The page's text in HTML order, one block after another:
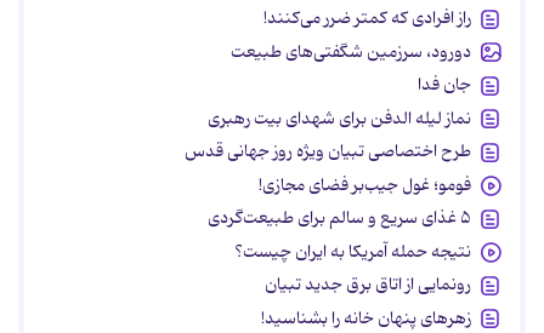
راز افرادی که کمتر ضرر می‌کنند!
دورود، سرزمین شگفتی‌های طبیعت
جان فدا
نماز لیله الدفن برای شهدای بیت رهبری
طرح اختصاصی تبیان ویژه روز جهانی قدس
فومو؛ غول جیب‌بر فضای مجازی!
۵ غذای سریع و سالم برای طبیعت‌گردی
نتیجه حمله آمریکا به ایران چیست؟
رونمایی از اتاق برق جدید تبیان
زهرهای پنهان خانه را بشناسید!